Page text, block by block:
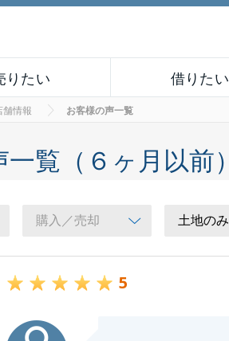
りたい 借りたい
舗情報 お客様の声一覧
覧（６ヶ月以前）
5